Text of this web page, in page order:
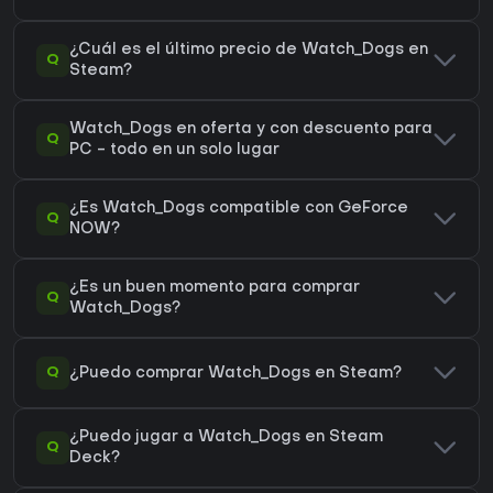
Q
¿Cuál es el último precio de Watch_Dogs en
Steam?
Q
Watch_Dogs en oferta y con descuento para
PC - todo en un solo lugar
Q
¿Es Watch_Dogs compatible con GeForce
NOW?
Q
¿Es un buen momento para comprar
Watch_Dogs?
Q ¿Puedo comprar Watch_Dogs en Steam?
Q
¿Puedo jugar a Watch_Dogs en Steam
Deck?